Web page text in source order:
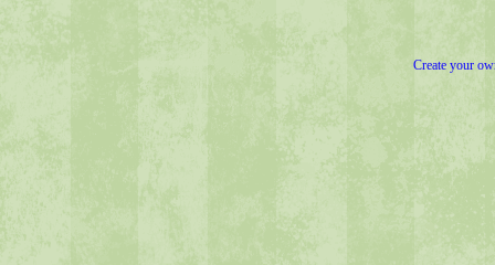
Create your